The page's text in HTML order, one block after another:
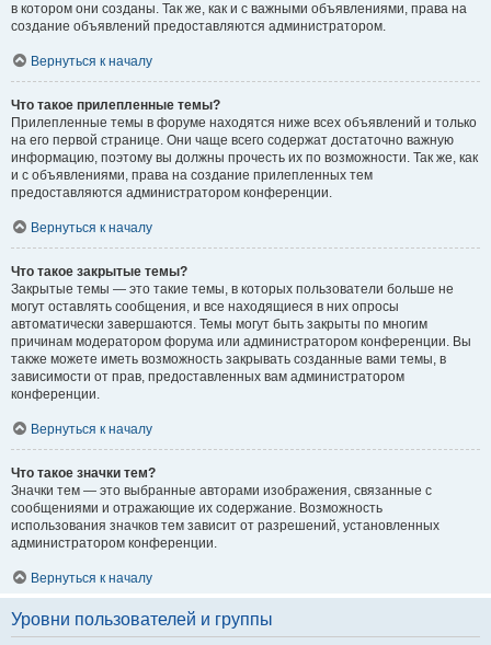
в котором они созданы. Так же, как и с важными объявлениями, права на
создание объявлений предоставляются администратором.
Вернуться к началу
Что такое прилепленные темы?
Прилепленные темы в форуме находятся ниже всех объявлений и только
на его первой странице. Они чаще всего содержат достаточно важную
информацию, поэтому вы должны прочесть их по возможности. Так же, как
и с объявлениями, права на создание прилепленных тем
предоставляются администратором конференции.
Вернуться к началу
Что такое закрытые темы?
Закрытые темы — это такие темы, в которых пользователи больше не
могут оставлять сообщения, и все находящиеся в них опросы
автоматически завершаются. Темы могут быть закрыты по многим
причинам модератором форума или администратором конференции. Вы
также можете иметь возможность закрывать созданные вами темы, в
зависимости от прав, предоставленных вам администратором
конференции.
Вернуться к началу
Что такое значки тем?
Значки тем — это выбранные авторами изображения, связанные с
сообщениями и отражающие их содержание. Возможность
использования значков тем зависит от разрешений, установленных
администратором конференции.
Вернуться к началу
Уровни пользователей и группы